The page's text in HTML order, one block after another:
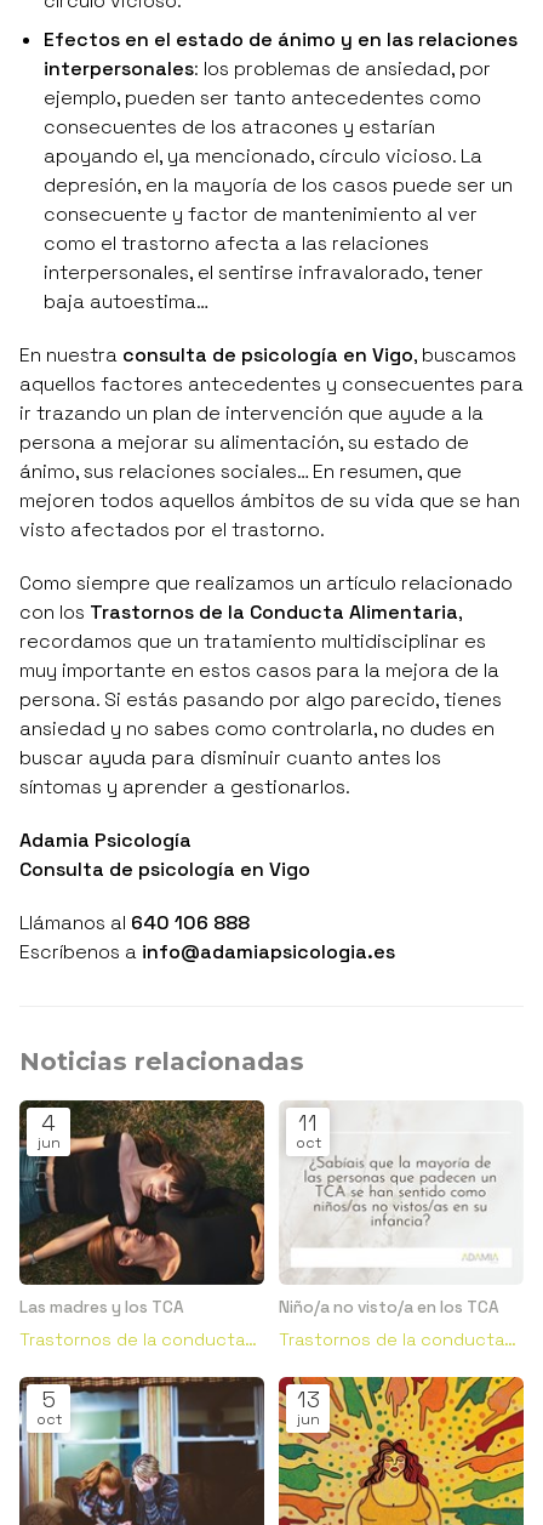
Efectos en el estado de ánimo y en las relaciones
interpersonales: los problemas de ansiedad, por
ejemplo, pueden ser tanto antecedentes como
consecuentes de los atracones y estarían
apoyando el, ya mencionado, círculo vicioso. La
depresión, en la mayoría de los casos puede ser un
consecuente y factor de mantenimiento al ver
como el trastorno afecta a las relaciones
interpersonales, el sentirse infravalorado, tener
baja autoestima…
En nuestra consulta de psicología en Vigo, buscamos
aquellos factores antecedentes y consecuentes para
ir trazando un plan de intervención que ayude a la
persona a mejorar su alimentación, su estado de
ánimo, sus relaciones sociales… En resumen, que
mejoren todos aquellos ámbitos de su vida que se han
visto afectados por el trastorno.
Como siempre que realizamos un artículo relacionado
con los Trastornos de la Conducta Alimentaria,
recordamos que un tratamiento multidisciplinar es
muy importante en estos casos para la mejora de la
persona. Si estás pasando por algo parecido, tienes
ansiedad y no sabes como controlarla, no dudes en
buscar ayuda para disminuir cuanto antes los
síntomas y aprender a gestionarlos.
Adamia Psicología
Consulta de psicología en Vigo
Llámanos al 640 106 888
Escríbenos a info@adamiapsicologia.es
Noticias relacionadas
4
jun
Las madres y los TCA
Trastornos de la conducta
11
oct
Niño/a no visto/a en los TCA
Trastornos de la conducta
5
oct
13
jun